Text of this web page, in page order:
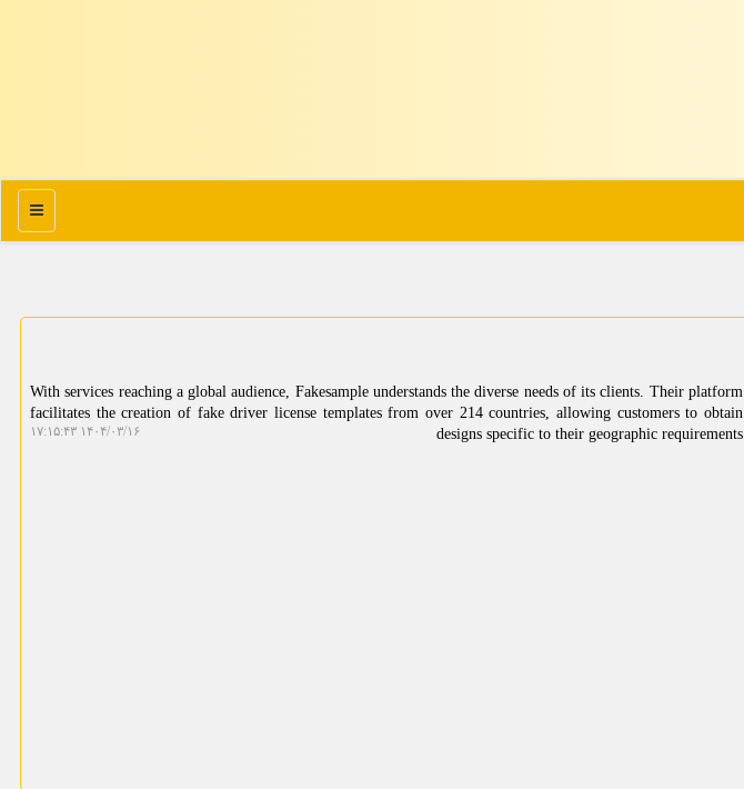
منو
With services reaching a global audience, Fakesample understands the diverse needs of its clients. Their platform
facilitates the creation of fake driver license templates from over 214 countries, allowing customers to obtain
designs specific to their geographic requirements
۱۴۰۴/۰۳/۱۶ ۱۷:۱۵:۴۳